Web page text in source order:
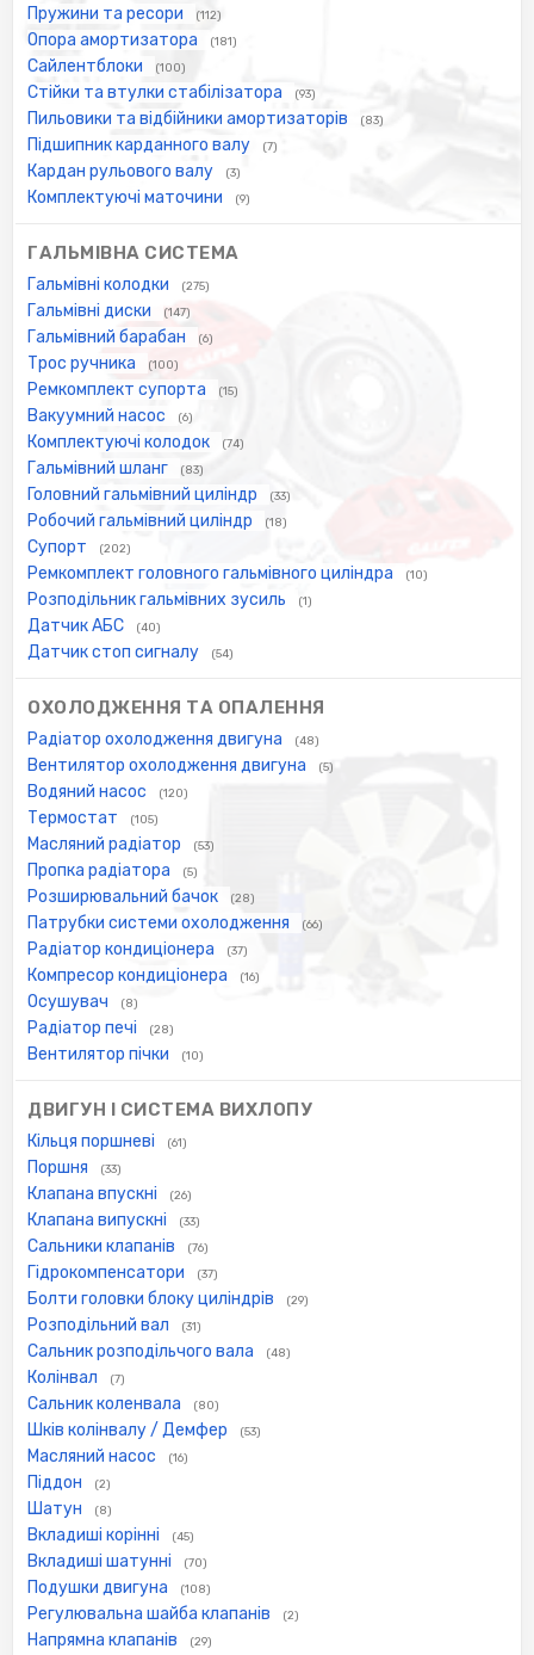
Пружини та ресори (112)
Опора амортизатора (181)
Сайлентблоки (100)
Стійки та втулки стабілізатора (93)
Пильовики та відбійники амортизаторів (83)
Підшипник карданного валу (7)
Кардан рульового валу (3)
Комплектуючі маточини (9)
ГАЛЬМІВНА СИСТЕМА
Гальмівні колодки (275)
Гальмівні диски (147)
Гальмівний барабан (6)
Трос ручника (100)
Ремкомплект супорта (15)
Вакуумний насос (6)
Комплектуючі колодок (74)
Гальмівний шланг (83)
Головний гальмівний циліндр (33)
Робочий гальмівний циліндр (18)
Супорт (202)
Ремкомплект головного гальмівного циліндра (10)
Розподільник гальмівних зусиль (1)
Датчик АБС (40)
Датчик стоп сигналу (54)
ОХОЛОДЖЕННЯ ТА ОПАЛЕННЯ
Радіатор охолодження двигуна (48)
Вентилятор охолодження двигуна (5)
Водяний насос (120)
Термостат (105)
Масляний радіатор (53)
Пропка радіатора (5)
Розширювальний бачок (28)
Патрубки системи охолодження (66)
Радіатор кондиціонера (37)
Компресор кондиціонера (16)
Осушувач (8)
Радіатор печі (28)
Вентилятор пічки (10)
ДВИГУН І СИСТЕМА ВИХЛОПУ
Кільця поршневі (61)
Поршня (33)
Клапана впускні (26)
Клапана випускні (33)
Сальники клапанів (76)
Гідрокомпенсатори (37)
Болти головки блоку циліндрів (29)
Розподільний вал (31)
Сальник розподільчого вала (48)
Колінвал (7)
Сальник коленвала (80)
Шків колінвалу / Демфер (53)
Масляний насос (16)
Піддон (2)
Шатун (8)
Вкладиші корінні (45)
Вкладиші шатунні (70)
Подушки двигуна (108)
Регулювальна шайба клапанів (2)
Напрямна клапанів (29)